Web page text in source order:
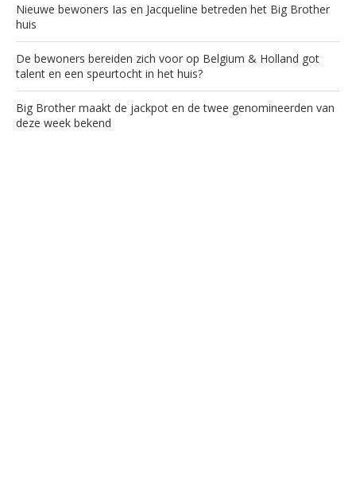
Nieuwe bewoners Ias en Jacqueline betreden het Big Brother
huis
De bewoners bereiden zich voor op Belgium & Holland got
talent en een speurtocht in het huis?
Big Brother maakt de jackpot en de twee genomineerden van
deze week bekend